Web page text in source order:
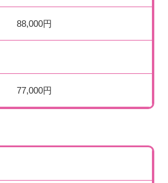
88,000円
77,000円